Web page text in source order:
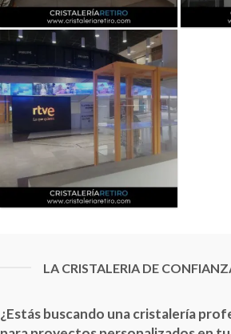
LA CRISTALERIA DE
¿Estás buscando una cristalería